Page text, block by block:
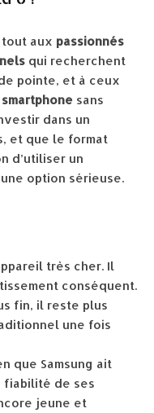
tout aux passionnés
qui recherchent
pointe, et à ceux
sans
dans un
et que le format
d’utiliser un
option sérieuse.
très cher. Il
conséquent.
fin, il reste plus
une fois
que Samsung ait
fiabilité de ses
jeune et